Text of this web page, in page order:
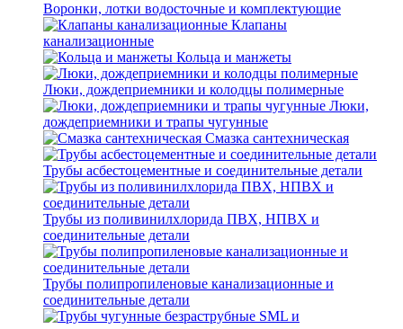
Воронки, лотки водосточные и комплектующие
Клапаны
канализационные
Кольца и манжеты
Люки, дождеприемники и колодцы полимерные
Люки,
дождеприемники и трапы чугунные
Смазка сантехническая
Трубы асбестоцементные и соединительные детали
Трубы из поливинилхлорида ПВХ, НПВХ и
соединительные детали
Трубы полипропиленовые канализационные и
соединительные детали